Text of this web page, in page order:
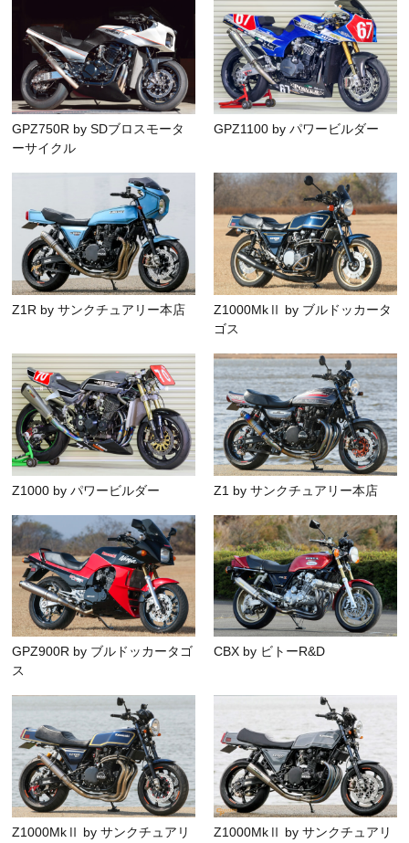
GPZ750R by SDブロスモータ
ーサイクル
GPZ1100 by パワービルダー
Z1R by サンクチュアリー本店
Z1000MkⅡ by ブルドッカータ
ゴス
Z1000 by パワービルダー Z1 by サンクチュアリー本店
GPZ900R by ブルドッカータゴ
ス
CBX by ビトーR&D
Z1000MkⅡ by サンクチュアリ
Z1000MkⅡ by サンクチュアリ